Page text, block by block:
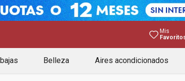
Mis
Belleza Aires acondicionados